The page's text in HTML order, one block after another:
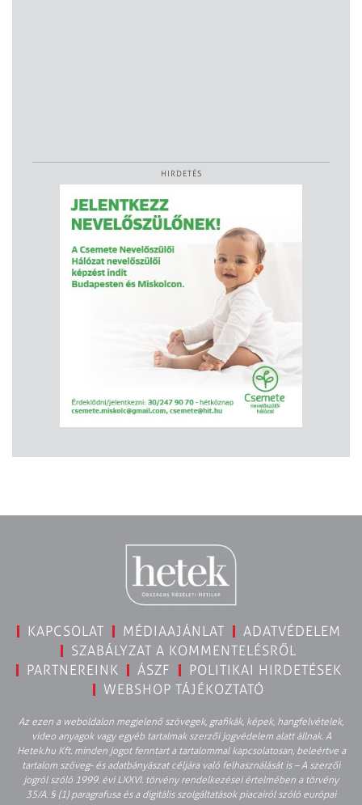
HIRDETÉS
KAPCSOLAT MÉDIAAJÁNLAT
ADATVÉDELEM
SZABÁLYZAT A KOMMENTELÉSRŐL
PARTNEREINK
ÁSZF
POLITIKAI HIRDETÉSEK
WEBSHOP TÁJÉKOZTATÓ
Az ezen a weboldalon megjelenő szövegek, grafikák, képek, hangfelvételek,
video anyagok vagy egyéb tartalmak szerzői jogvédelem alatt állnak. A
Hetek.hu Kft. minden jogot fenntart a tartalommal kapcsolatosan, beleértve a
tartalom szöveg- és adatbányászat céljára való felhasználását is – A szerzői
jogról szóló 1999. évi LXXVI. törvény rendelkezései értelmében a törvény
35/A. § (1) paragrafusa és a digitális szolgáltatások piacairól szóló európai